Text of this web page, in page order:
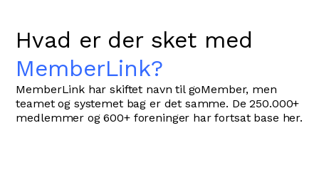
Hvad er der sket med
MemberLink?
MemberLink har skiftet navn til goMember, men
teamet og systemet bag er det samme. De 250.000+
medlemmer og 600+ foreninger har fortsat base her.